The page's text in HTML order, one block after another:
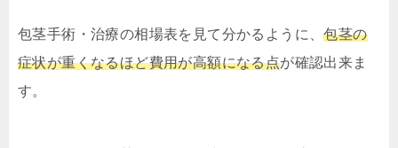
包茎手術・治療の相場表を見て分かるように、包茎の
症状が重くなるほど費用が高額になる点が確認出来ま
す。